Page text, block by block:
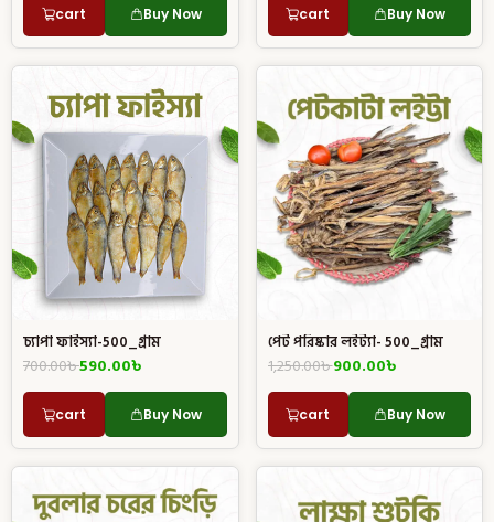
cart Buy Now cart Buy Now
চ্যাপা ফাইস্যা-500_গ্রাম
700.00৳590.00৳
cart Buy Now
পেট পরিষ্কার লইট্যা- 500_গ্রাম
1,250.00৳900.00৳
cart Buy Now